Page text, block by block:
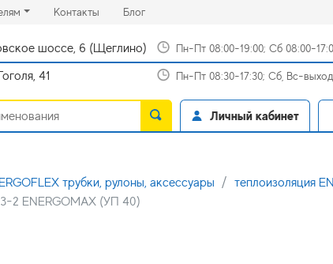
Контакты(current)
Блог(current)
шоссе, 6 (Щеглино) Пн-Пт 08:00-19:00; Сб 08:00-
41 Пн-Пт 08:30-17:30; Сб, Вс-
Личный кабинет
трубки, рулоны, аксессуары
теплоизоляция
2 ENERGOMAX (УП 40)